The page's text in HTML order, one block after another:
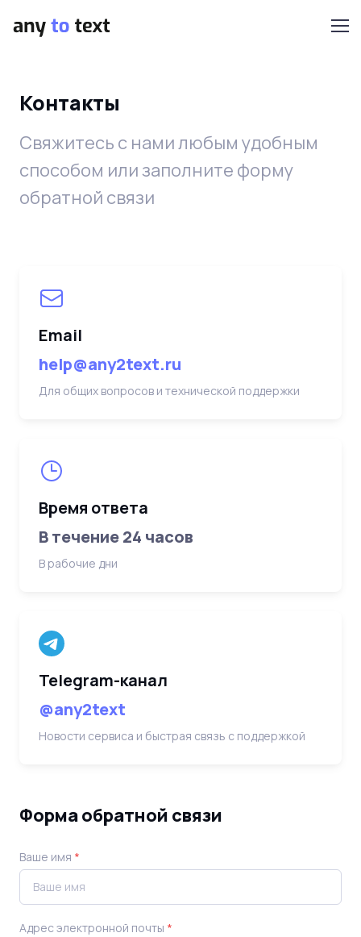
Контакты
Свяжитесь с нами любым удобным
способом или заполните форму
обратной связи
Email
help@any2text.ru
Для общих вопросов и технической поддержки
Время ответа
В течение 24 часов
В рабочие дни
Telegram-канал
@any2text
Новости сервиса и быстрая связь с поддержкой
Форма обратной связи
Ваше имя *
Адрес электронной почты *